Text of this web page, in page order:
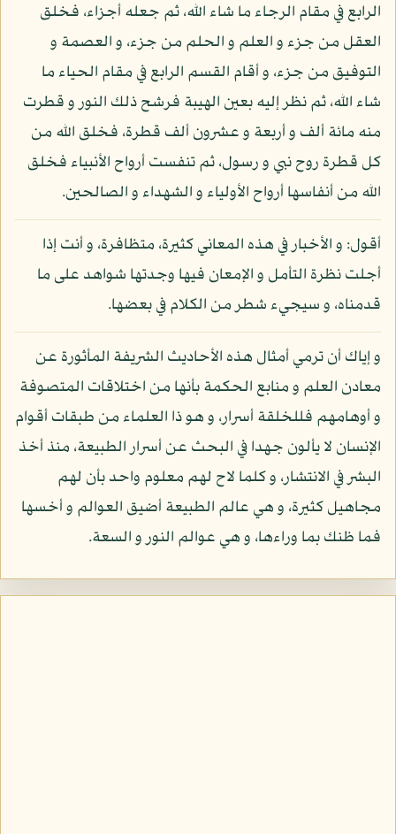
الرابع في مقام الرجاء ما شاء الله، ثم جعله أجزاء، فخلق
العقل من جزء و العلم و الحلم من جزء، و العصمة و
التوفيق من جزء، و أقام القسم الرابع في مقام الحياء ما
شاء الله، ثم نظر إليه بعين الهيبة فرشح ذلك النور و قطرت
منه مائة ألف و أربعة و عشرون ألف قطرة، فخلق الله من
كل قطرة روح نبي و رسول، ثم تنفست أرواح الأنبياء فخلق
الله من أنفاسها أرواح الأولياء و الشهداء و الصالحين.
أقول: و الأخبار في هذه المعاني كثيرة، متظافرة، و أنت إذا
أجلت نظرة التأمل و الإمعان فيها وجدتها شواهد على ما
قدمناه، و سيجيء شطر من الكلام في بعضها.
و إياك أن ترمي أمثال هذه الأحاديث الشريفة المأثورة عن
معادن العلم و منابع الحكمة بأنها من اختلاقات المتصوفة
و أوهامهم فللخلقة أسرار، و هو ذا العلماء من طبقات أقوام
الإنسان لا يألون جهدا في البحث عن أسرار الطبيعة، منذ أخذ
البشر في الانتشار، و كلما لاح لهم معلوم واحد بأن لهم
مجاهيل كثيرة، و هي عالم الطبيعة أضيق العوالم و أخسها
فما ظنك بما وراءها، و هي عوالم النور و السعة.